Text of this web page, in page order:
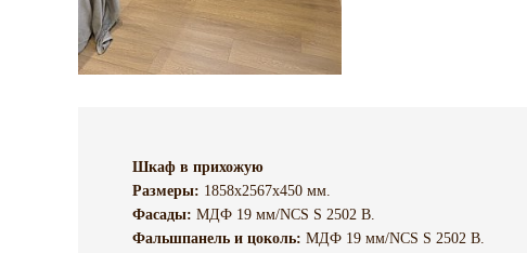
Шкаф в прихожую
Размеры: 1858х2567х450 мм.
Фасады: МДФ 19 мм/NCS S 2502 B.
Фальшпанель и цоколь: МДФ 19 мм/NCS S 2502 B.